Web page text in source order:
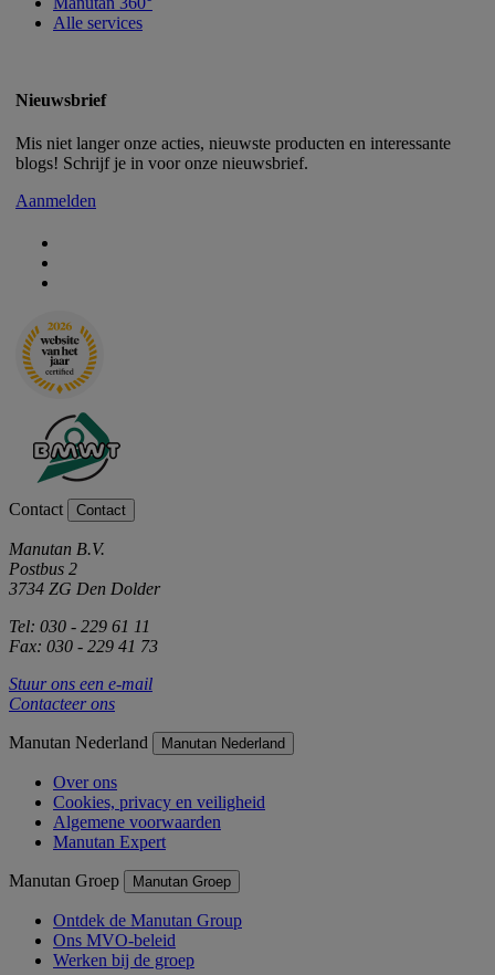
Alle services
Nieuwsbrief
Mis niet langer onze acties, nieuwste producten en interessante
blogs! Schrijf je in voor onze nieuwsbrief.
Aanmelden
Contact Contact
Manutan B.V.
Postbus 2
3734 ZG Den Dolder
Tel: 030 - 229 61 11
Fax: 030 - 229 41 73
Stuur ons een e-mail
Contacteer ons
Manutan Nederland Manutan Nederland
Over ons
Cookies, privacy en veiligheid
Algemene voorwaarden
Manutan Expert
Manutan Groep Manutan Groep
Ontdek de Manutan Group
Ons MVO-beleid
Werken bij de groep